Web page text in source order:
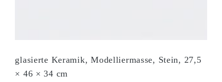
glasierte Keramik, Modelliermasse, Stein, 27,5
× 46 × 34 cm